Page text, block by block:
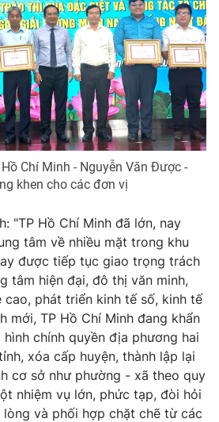
Chí Minh - Nguyễn Văn Được -
khen cho các đơn vị
"TP Hồ Chí Minh đã lớn, nay
tâm về nhiều mặt trong khu
được tiếp tục giao trọng trách
tâm hiện đại, đô thị văn minh,
cao, phát triển kinh tế số, kinh tế
mới, TP Hồ Chí Minh đang khẩn
chính quyền địa phương hai
xóa cấp huyện, thành lập lại
cơ sở như phường - xã theo quy
nhiệm vụ lớn, phức tạp, đòi hỏi
và phối hợp chặt chẽ từ các